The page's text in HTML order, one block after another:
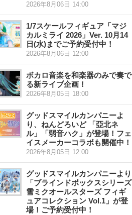
2026年8月06日 14:00
1/7スケールフィギュア「マジ
カルミライ 2026」Ver. 10月14
日(水)までご予約受付中！
2026年8月06日 12:00
ボカロ音楽を和楽器のみで奏で
る新ライブ企画！
2026年8月05日 18:00
グッドスマイルカンパニーよ
り、ねんどろいど 「亞北ネ
ル」「弱音ハク」が登場！フェ
イスメーカーコラボも開催中！
2026年8月05日 12:00
グッドスマイルカンパニーより
「ブラインドボックスシリーズ
雪ミクオールスターズ フィギ
ュアコレクション Vol.1」が登
場！ご予約受付中！